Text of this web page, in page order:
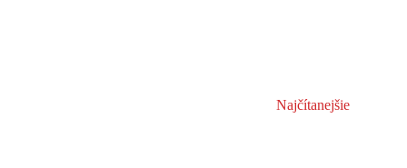
Najčítanejšie